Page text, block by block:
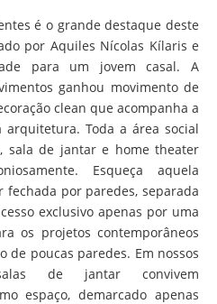
é o grande destaque deste
por Aquiles Nícolas Kílaris e
para um jovem casal. A
ganhou movimento de
clean que acompanha a
Toda a área social
sala de jantar e home theater
Esqueça aquela
fechada por paredes, separada
exclusivo apenas por uma
os projetos contemporâneos
de poucas paredes. Em nossos
de jantar convivem
espaço, demarcado apenas